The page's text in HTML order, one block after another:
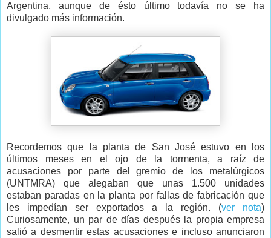
Argentina, aunque de ésto último todavía no se ha
divulgado más información.
Recordemos que la planta de San José estuvo en los
últimos meses en el ojo de la tormenta, a raíz de
acusaciones por parte del gremio de los metalúrgicos
(UNTMRA) que alegaban que unas 1.500 unidades
estaban paradas en la planta por fallas de fabricación que
les impedían ser exportados a la región. (ver nota)
Curiosamente, un par de días después la propia empresa
salió a desmentir estas acusaciones e incluso anunciaron